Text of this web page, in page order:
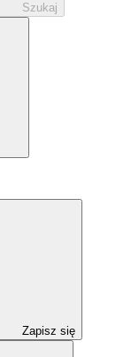
Szukaj
Zapisz się